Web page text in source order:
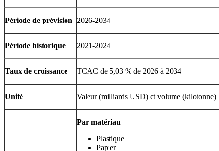
Période de prévision 2026-2034
Période historique 2021-2024
Taux de croissance TCAC de 5,03 % de 2026 à 2034
Unité Valeur (milliards USD) et volume (kilotonne)
Par matériau
Plastique
Papier